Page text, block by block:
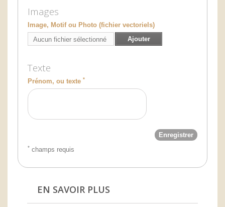
Images
Image, Motif ou Photo (fichier vectoriels)
Aucun fichier sélectionné
Ajouter
Texte
Prénom, ou texte *
Enregistrer
* champs requis
EN SAVOIR PLUS